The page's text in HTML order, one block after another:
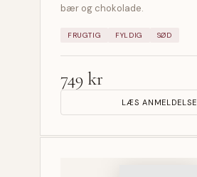
bær og chokolade.
FRUGTIG FYLDIG SØD
749 kr
LÆS ANMELDELSE